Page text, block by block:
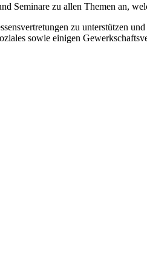
Seminare zu allen Themen an,
zu unterstützen
sowie einigen